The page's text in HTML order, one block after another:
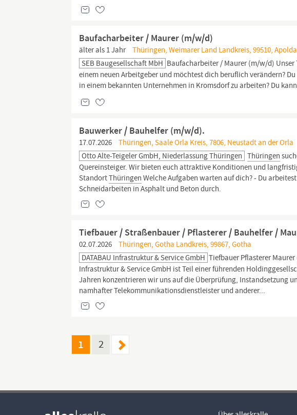
Baufacharbeiter / Maurer (m/w/d)
älter als 1 Jahr
Thüringen, Weimarer Land Landkreis, 99510, Apolda
SEB Baugesellschaft MbH Baufacharbeiter / Maurer (m/w/d) Unser
einem neuen Arbeitgeber und möchtest dich beruflich verändern?
in einem bekannten Unternehmen in Kromsdorf zu arbeiten? Du
Bauwerker / Bauhelfer (m/w/d).
17.07.2026
Thüringen, Saale Orla Kreis, 7806, Neustadt an der Orla
Otto Alte-Teigeler GmbH, Niederlassung Thüringen Thüringen
Quereinsteiger. Wir bieten euch attraktive Konditionen und
StandortThüringen Welche Aufgaben warten auf dich? - Du
Schneidarbeiten in Asphalt und Beton durch.
Tiefbauer / Straßenbauer / Pflasterer / Bauhelfer /
02.07.2026
Thüringen, Gotha Landkreis, 99867, Gotha
DATABAU Infrastruktur & Service GmbH Tiefbauer Pflasterer Maurer
Infrastruktur & Service GmbH ist Teil einer führenden
Jahren konzentrieren wir uns auf die Überprüfung, Instandsetzung
namhafter Telekommunikationsdienstleister und anderer...
1 2